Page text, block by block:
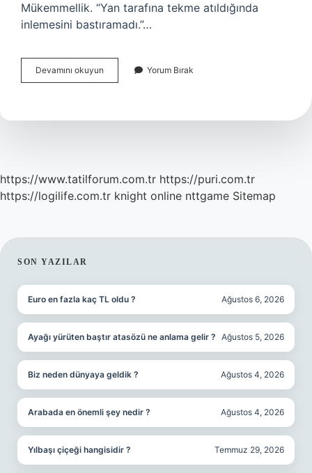
Mükemmellik. “Yan tarafına tekme atıldığında
inlemesini bastıramadı.”…
Devamını okuyun
Marşında
Nedir
Yorum Bırak
https://www.tatilforum.com.tr https://puri.com.tr
https://logilife.com.tr knight online nttgame Sitemap
SIDEBAR
SON YAZILAR
Euro en fazla kaç TL oldu ? Ağustos 6, 2026
Ayağı yürüten baştır atasözü ne anlama gelir ? Ağustos 5, 2026
Biz neden dünyaya geldik ? Ağustos 4, 2026
Arabada en önemli şey nedir ? Ağustos 4, 2026
Yılbaşı çiçeği hangisidir ? Temmuz 29, 2026